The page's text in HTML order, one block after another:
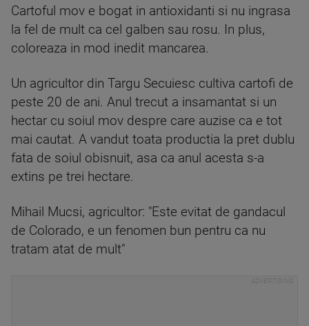
Cartoful mov e bogat in antioxidanti si nu ingrasa
la fel de mult ca cel galben sau rosu. In plus,
coloreaza in mod inedit mancarea.
Un agricultor din Targu Secuiesc cultiva cartofi de
peste 20 de ani. Anul trecut a insamantat si un
hectar cu soiul mov despre care auzise ca e tot
mai cautat. A vandut toata productia la pret dublu
fata de soiul obisnuit, asa ca anul acesta s-a
extins pe trei hectare.
Mihail Mucsi, agricultor: "Este evitat de gandacul
de Colorado, e un fenomen bun pentru ca nu
tratam atat de mult"